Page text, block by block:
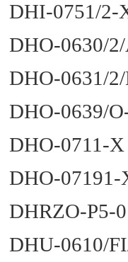
DHI-0751/2-
DHO-0630/
DHO-0631/
DHO-0639/
DHO-0711-
DHO-
DHRZO-P5-
DHU-0610/